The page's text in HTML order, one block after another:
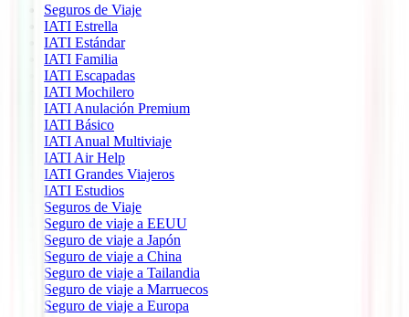
Seguros de Viaje
IATI Estrella
IATI Estándar
IATI Familia
IATI Escapadas
IATI Mochilero
IATI Anulación Premium
IATI Básico
IATI Anual Multiviaje
IATI Air Help
IATI Grandes Viajeros
IATI Estudios
Seguros de Viaje
Seguro de viaje a EEUU
Seguro de viaje a Japón
Seguro de viaje a China
Seguro de viaje a Tailandia
Seguro de viaje a Marruecos
Seguro de viaje a Europa